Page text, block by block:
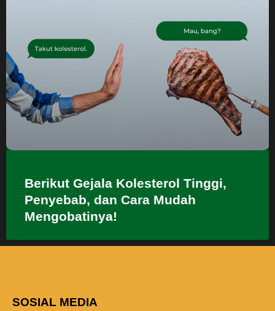
Berikut Gejala Kolesterol Tinggi,
Penyebab, dan Cara Mudah
Mengobatinya!
SOSIAL MEDIA